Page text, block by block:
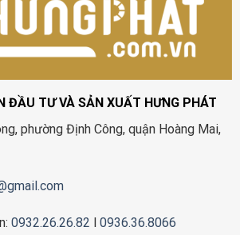
ĐẦU TƯ VÀ SẢN XUẤT HƯNG PHÁT
phường Định Công, quận Hoàng Mai,
0932.26.26.82 l 0936.36.8066